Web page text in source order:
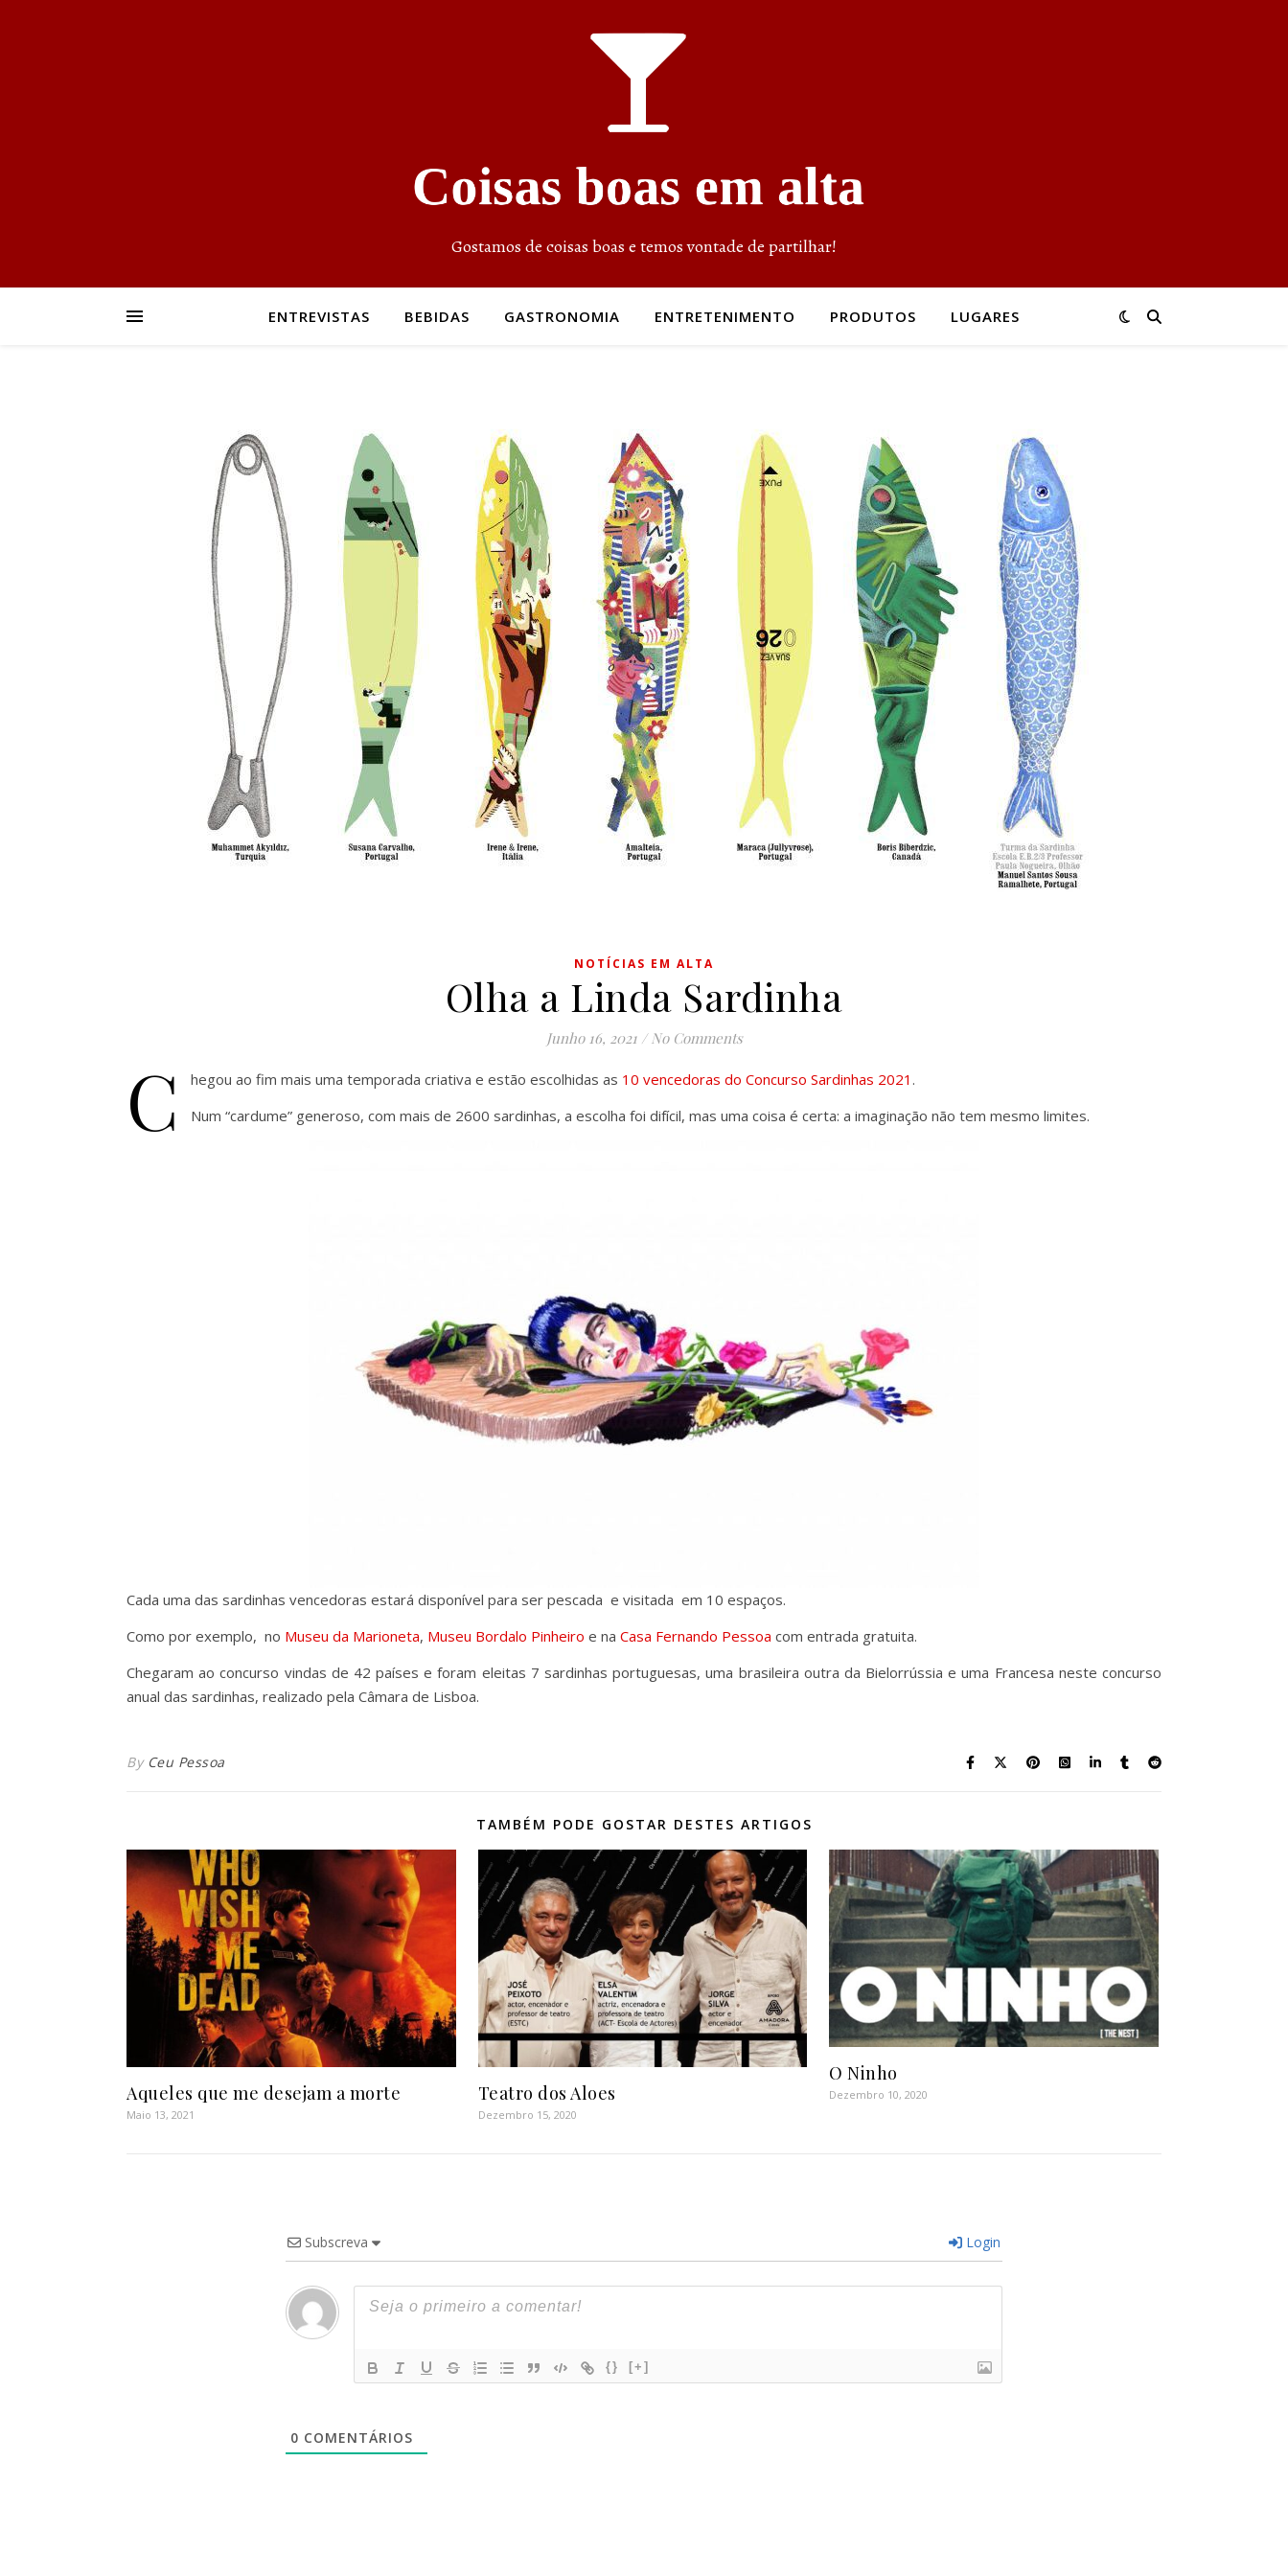
Gostamos de coisas boas e temos vontade de partilhar!
ENTREVISTAS BEBIDAS GASTRONOMIA ENTRETENIMENTO PRODUTOS LUGARES
NOTÍCIAS EM ALTA
Olha a Linda Sardinha
Junho 16, 2021 / No Comments
C hegou ao fim mais uma temporada criativa e estão escolhidas as 10 vencedoras do Concurso Sardinhas 2021 .
Num “cardume” generoso, com mais de 2600 sardinhas, a escolha foi difícil, mas uma coisa é certa: a imaginação não tem mesmo limites.
Cada uma das sardinhas vencedoras estará disponível para ser pescada e visitada em 10 espaços.
Como por exemplo, no Museu da Marioneta, Museu Bordalo Pinheiro e na Casa Fernando Pessoa com entrada gratuita.
Chegaram ao concurso vindas de 42 países e foram eleitas 7 sardinhas portuguesas, uma brasileira outra da Bielorrússia e uma Francesa neste concurso
anual das sardinhas, realizado pela Câmara de Lisboa.
By Ceu Pessoa
TAMBÉM PODE GOSTAR DESTES ARTIGOS
Aqueles que me desejam a morte
Maio 13, 2021
Teatro dos Aloes
Dezembro 15, 2020
O Ninho
Dezembro 10, 2020
Subscreva Login
{} [+]
0 COMENTÁRIOS